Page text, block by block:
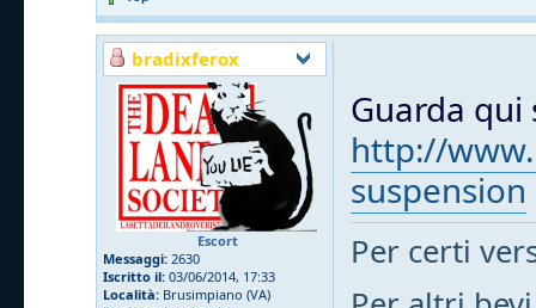
bradixferox
Escort
Messaggi: 2630
Iscritto il: 03/06/2014, 17:33
Località: Brusimpiano (VA)
Guarda qui
http://
suspension
Per certi